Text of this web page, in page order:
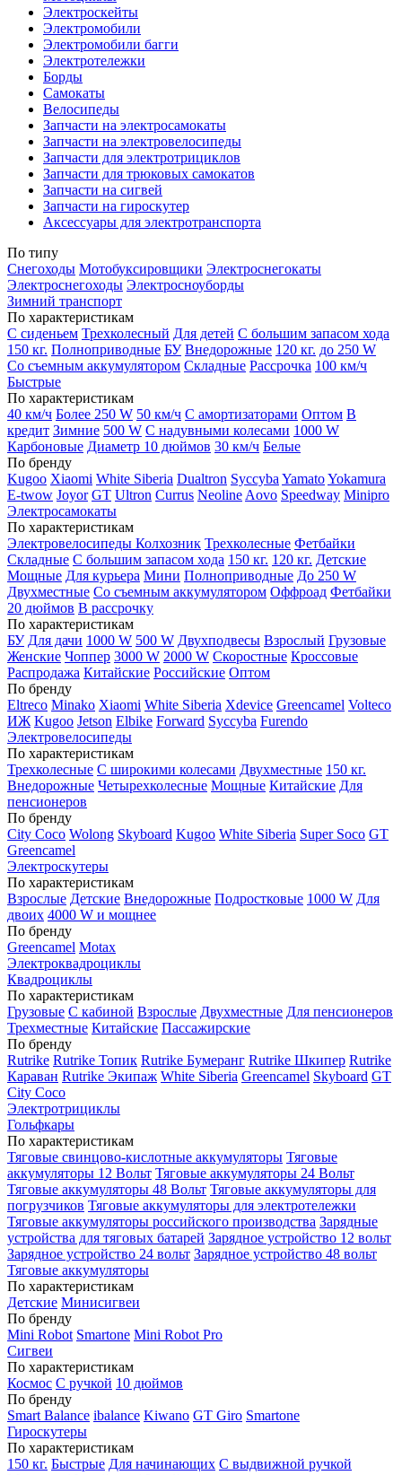
Электроскейты
Электромобили
Электромобили багги
Электротележки
Борды
Самокаты
Велосипеды
Запчасти на электросамокаты
Запчасти на электровелосипеды
Запчасти для электротрициклов
Запчасти для трюковых самокатов
Запчасти на сигвей
Запчасти на гироскутер
Аксессуары для электротранспорта
По типу
Снегоходы Мотобуксировщики Электроснегокаты
Электроснегоходы Электросноуборды
Зимний транспорт
По характеристикам
С сиденьем Трехколесный Для детей С большим запасом хода
150 кг. Полноприводные БУ Внедорожные 120 кг. до 250 W
Со съемным аккумулятором Складные Рассрочка 100 км/ч
Быстрые
По характеристикам
40 км/ч Более 250 W 50 км/ч С амортизаторами Оптом В
кредит Зимние 500 W С надувными колесами 1000 W
Карбоновые Диаметр 10 дюймов 30 км/ч Белые
По бренду
Kugoo Xiaomi White Siberia Dualtron Syccyba YamatoYokamura
E-twow Joyor GT Ultron Currus Neoline Aovo Speedway Minipro
Электросамокаты
По характеристикам
Электровелосипеды Колхозник Трехколесные Фетбайки
Складные С большим запасом хода 150 кг. 120 кг. Детские
Мощные Для курьера Мини Полноприводные До 250 W
Двухместные Со съемным аккумулятором Оффроад Фетбайки
20 дюймов В рассрочку
По характеристикам
БУ Для дачи 1000 W 500 W Двухподвесы Взрослый Грузовые
Женские Чоппер 3000 W 2000 W Скоростные Кроссовые
Распродажа Китайские Российские Оптом
По бренду
Eltreco Minako Xiaomi White Siberia Xdevice Greencamel Volteco
ИЖ Kugoo Jetson Elbike Forward Syccyba Furendo
Электровелосипеды
По характеристикам
Трехколесные С широкими колесами Двухместные 150 кг.
Внедорожные Четырехколесные Мощные Китайские Для
пенсионеров
По бренду
City Coco Wolong Skyboard Kugoo White Siberia Super Soco GT
Greencamel
Электроскутеры
По характеристикам
Взрослые Детские Внедорожные Подростковые 1000 W Для
двоих 4000 W и мощнее
По бренду
Greencamel Motax
Электроквадроциклы
Квадроциклы
По характеристикам
Грузовые С кабиной Взрослые Двухместные Для пенсионеров
Трехместные Китайские Пассажирские
По бренду
Rutrike Rutrike Топик Rutrike Бумеранг Rutrike Шкипер Rutrike
Караван Rutrike Экипаж White Siberia Greencamel Skyboard GT
City Coco
Электротрициклы
Гольфкары
По характеристикам
Тяговые свинцово-кислотные аккумуляторы Тяговые
аккумуляторы 12 Вольт Тяговые аккумуляторы 24 Вольт
Тяговые аккумуляторы 48 Вольт Тяговые аккумуляторы для
погрузчиков Тяговые аккумуляторы для электротележки
Тяговые аккумуляторы российского производства Зарядные
устройства для тяговых батарей Зарядное устройство 12 вольт
Зарядное устройство 24 вольт Зарядное устройство 48 вольт
Тяговые аккумуляторы
По характеристикам
Детские Минисигвеи
По бренду
Mini Robot Smartone Mini Robot Pro
Сигвеи
По характеристикам
Космос С ручкой 10 дюймов
По бренду
Smart Balance ibalance Kiwano GT Giro Smartone
Гироскутеры
По характеристикам
150 кг. Быстрые Для начинающих С выдвижной ручкой